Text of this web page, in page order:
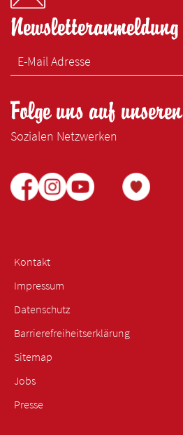
Newsletteranmeldung
Folge uns auf unseren
Sozialen Netzwerken
Kontakt
Impressum
Datenschutz
Barrierefreiheitserklärung
Sitemap
Jobs
Presse